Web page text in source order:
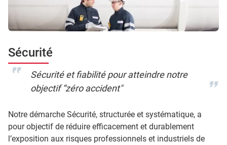
Sécurité
Sécurité et fiabilité pour atteindre notre
objectif “zéro accident"
Notre démarche Sécurité, structurée et systématique, a
pour objectif de réduire efficacement et durablement
l’exposition aux risques professionnels et industriels de